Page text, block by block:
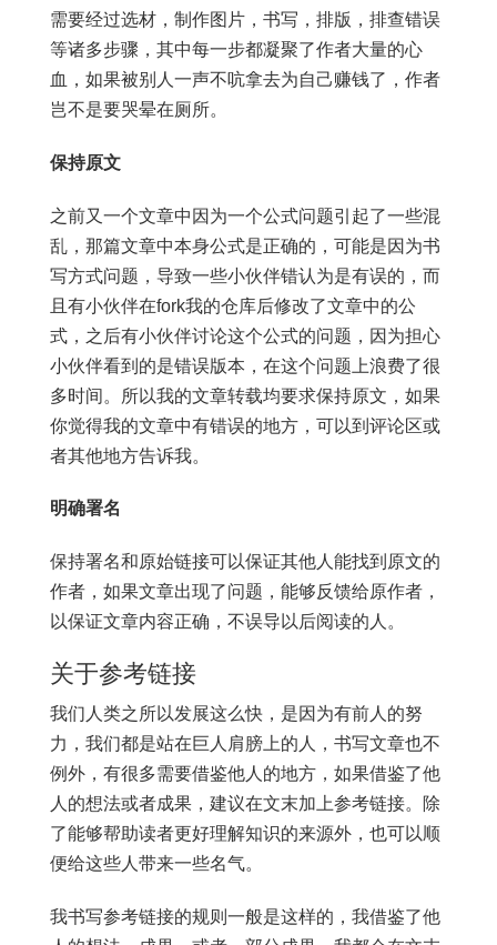
需要经过选材，制作图片，书写，排版，排查错误
等诸多步骤，其中每一步都凝聚了作者大量的心
血，如果被别人一声不吭拿去为自己赚钱了，作者
岂不是要哭晕在厕所。
保持原文
之前又一个文章中因为一个公式问题引起了一些混
乱，那篇文章中本身公式是正确的，可能是因为书
写方式问题，导致一些小伙伴错认为是有误的，而
且有小伙伴在fork我的仓库后修改了文章中的公
式，之后有小伙伴讨论这个公式的问题，因为担心
小伙伴看到的是错误版本，在这个问题上浪费了很
多时间。所以我的文章转载均要求保持原文，如果
你觉得我的文章中有错误的地方，可以到评论区或
者其他地方告诉我。
明确署名
保持署名和原始链接可以保证其他人能找到原文的
作者，如果文章出现了问题，能够反馈给原作者，
以保证文章内容正确，不误导以后阅读的人。
关于参考链接
我们人类之所以发展这么快，是因为有前人的努
力，我们都是站在巨人肩膀上的人，书写文章也不
例外，有很多需要借鉴他人的地方，如果借鉴了他
人的想法或者成果，建议在文末加上参考链接。除
了能够帮助读者更好理解知识的来源外，也可以顺
便给这些人带来一些名气。
我书写参考链接的规则一般是这样的，我借鉴了他